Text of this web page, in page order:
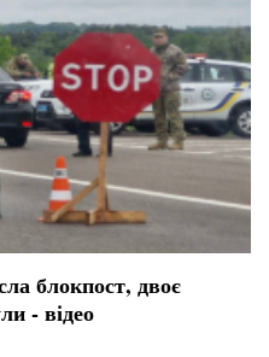
блокпост, двоє
- відео